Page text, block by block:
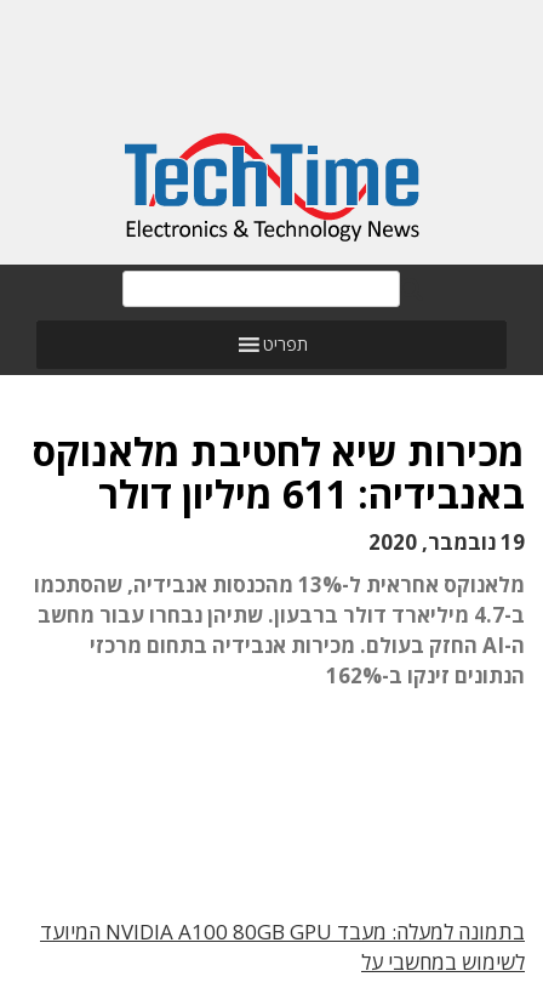
תפריט
מכירות שיא לחטיבת מלאנוקס
באנבידיה: 611 מיליון דולר
19 נובמבר, 2020
מלאנוקס אחראית ל-13% מהכנסות אנבידיה, שהסתכמו
ב-4.7 מיליארד דולר ברבעון. שתיהן נבחרו עבור מחשב
ה-AI החזק בעולם. מכירות אנבידיה בתחום מרכזי
הנתונים זינקו ב-162%
בתמונה למעלה: מעבד NVIDIA A100 80GB GPU המיועד
לשימוש במחשבי על